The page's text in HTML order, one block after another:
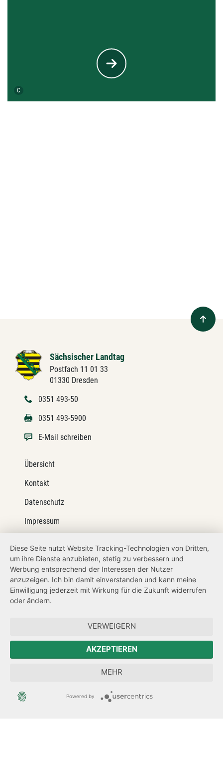
C
Sächsischer Landtag
Postfach 11 01 33
01330 Dresden
0351 493-50
0351 493-5900
E-Mail schreiben
Übersicht
Kontakt
Datenschutz
Impressum
Netiquette
Transparenzanspruch
Hinweisgeberschutz
Forum Mitteleuropa
Der Sächsische Integrationsbeauftragte
Sächsische Landesbeauftragte zur Aufarbeitung der SED-
Diese Seite nutzt Website Tracking-Technologien von Dritten,
um ihre Dienste anzubieten, stetig zu verbessern und
Werbung entsprechend der Interessen der Nutzer
anzuzeigen. Ich bin damit einverstanden und kann meine
Einwilligung jederzeit mit Wirkung für die Zukunft widerrufen
oder ändern.
VERWEIGERN
AKZEPTIEREN
MEHR
Powered by